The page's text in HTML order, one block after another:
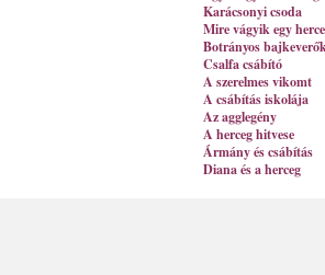
Karácsonyi csoda
Mire vágyik egy
Botrányos
Csalfa csábító
A szerelmes vikomt
A csábítás iskolája
Az agglegény
A herceg hitvese
Ármány és csábítás
Diana és a herceg